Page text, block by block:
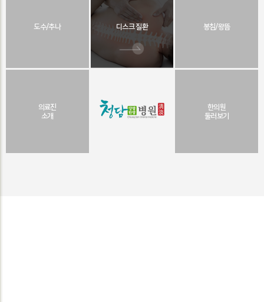
도수/추나 디스크 질환 봉침/왕뜸
의료진
소개
한의원
둘러보기